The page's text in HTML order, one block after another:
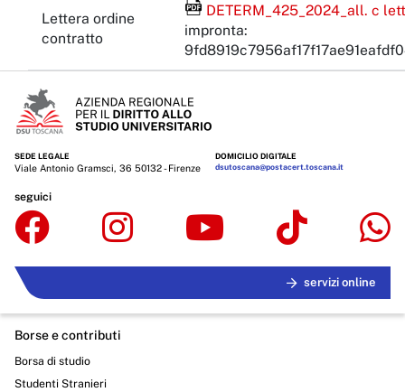
Lettera ordine
contratto
File Acrobat Reader
DETERM_425_2024_all. c
impronta:
SEDE LEGALE
Viale Antonio Gramsci, 36 50132 - Firenze
DOMICILIO DIGITALE
dsutoscana@postacert.toscana.it
seguici
servizi online
Borse e contributi
Borsa di studio
Studenti Stranieri